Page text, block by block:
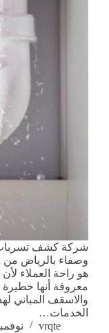
شركة كشف تسربات
وصفاء بالرياض من
هو راحة العملاء
معروفة أنها
والاسقف المباني
الخدمات…
vrqte
نوفمبر 1,